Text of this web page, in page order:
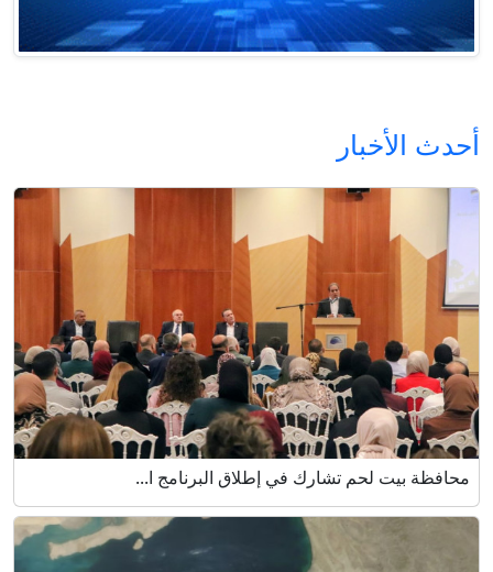
أحدث الأخبار
محافظة بيت لحم تشارك في إطلاق البرنامج ا...